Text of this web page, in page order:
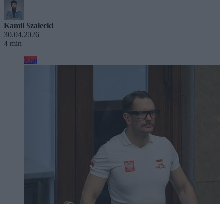
Kamil Szałecki
30.04.2026
4 min
Kraj